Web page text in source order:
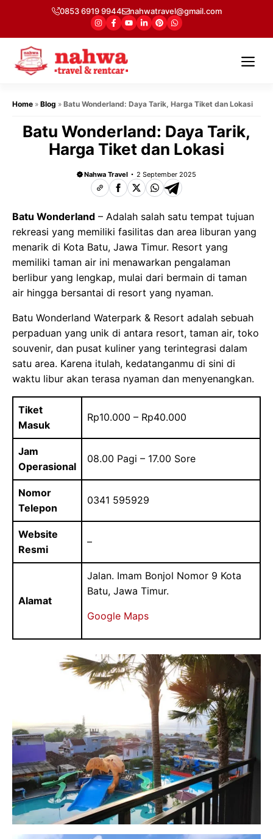
isi
0853 6919 9944 nahwatravel@gmail.com
Home » Blog » Batu Wonderland: Daya Tarik, Harga Tiket dan Lokasi
Batu Wonderland: Daya Tarik,
Harga Tiket dan Lokasi
Nahwa Travel 2 September 2025
Batu Wonderland – Adalah salah satu tempat tujuan
rekreasi yang memiliki fasilitas dan area liburan yang
menarik di Kota Batu, Jawa Timur. Resort yang
memiliki taman air ini menawarkan pengalaman
berlibur yang lengkap, mulai dari bermain di taman
air hingga bersantai di resort yang nyaman.
Batu Wonderland Waterpark & Resort adalah sebuah
perpaduan yang unik di antara resort, taman air, toko
souvenir, dan pusat kuliner yang terintegrasi dalam
satu area. Karena itulah, kedatanganmu di sini di
waktu libur akan terasa nyaman dan menyenangkan.
Tiket
Masuk
Rp10.000 – Rp40.000
Jam
Operasional
08.00 Pagi – 17.00 Sore
Nomor
Telepon
0341 595929
Website
Resmi
–
Alamat
Jalan. Imam Bonjol Nomor 9 Kota
Batu, Jawa Timur.
Google Maps